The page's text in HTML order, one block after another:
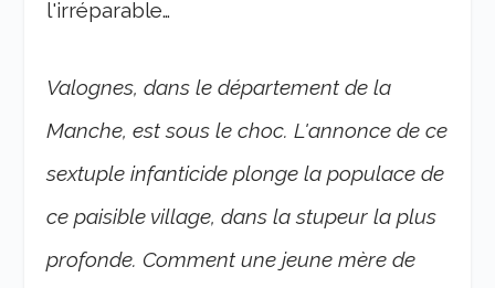
l'irréparable…
Valognes, dans le département de la
Manche, est sous le choc. L'annonce de ce
sextuple infanticide plonge la populace de
ce paisible village, dans la stupeur la plus
profonde. Comment une jeune mère de